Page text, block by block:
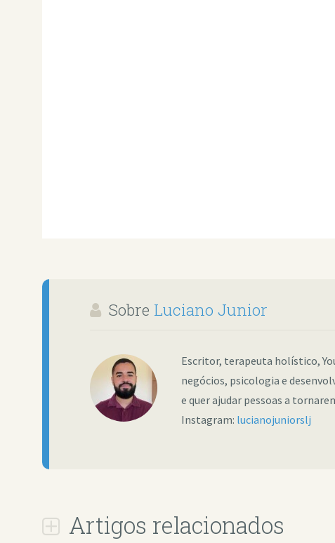
Sobre Luciano Junior
Escritor, terapeuta holístico,
negócios, psicologia e
e quer ajudar pessoas a
Instagram: lucianojuniorslj
Artigos relacionados